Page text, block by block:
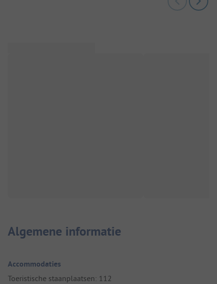
Algemene informatie
Accommodaties
Toeristische staanplaatsen: 112